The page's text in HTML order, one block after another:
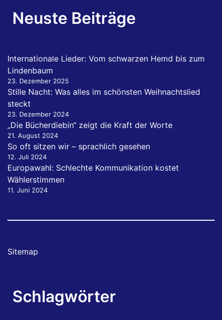
Neuste Beiträge
Internationale Lieder: Vom schwarzen Hemd bis zum
Lindenbaum
23. Dezember 2025
Stille Nacht: Was alles im schönsten Weihnachtslied
steckt
23. Dezember 2024
„Die Bücherdiebin“ zeigt die Kraft der Worte
21. August 2024
So oft sitzen wir – sprachlich gesehen
12. Juli 2024
Europawahl: Schlechte Kommunikation kostet
Wählerstimmen
11. Juni 2024
Sitemap
Schlagwörter